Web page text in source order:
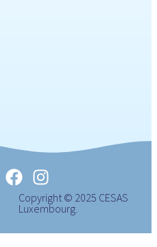
Copyright © 2025 CESAS
Luxembourg.